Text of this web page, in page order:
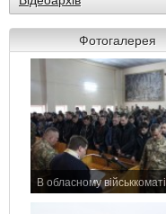
Фотогалерея
В обласному військкоматі